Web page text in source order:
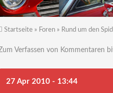
Startseite » Foren » Rund um den
Verfassen von Kommentaren
27 Apr 2010 - 13:44